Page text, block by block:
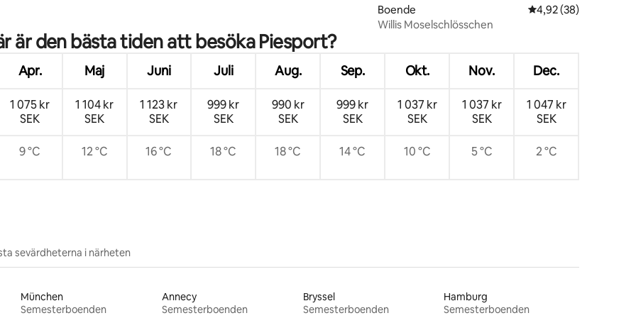
Boende 4,92 av 5 i
4,92 (38)
Willis Moselschlösschen
är den bästa tiden att besöka Piesport?
Apr. Maj Juni Juli Aug. Sep. Okt. Nov. Dec.
1 075 kr
SEK
1 104 kr
SEK
1 123 kr
SEK
999 kr
SEK
990 kr
SEK
999 kr
SEK
1 037 kr
SEK
1 037 kr
SEK
1 047 kr
SEK
9 °C 12 °C 16 °C 18 °C 18 °C 14 °C 10 °C 5 °C 2 °C
sevärdheterna i närheten
München
Semesterboenden
Annecy
Semesterboenden
Bryssel
Semesterboenden
Hamburg
Semesterboenden